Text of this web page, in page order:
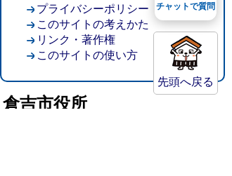
先頭へ戻る
プライバシーポリシー
このサイトの考えかた
リンク・著作権
このサイトの使い方
倉吉市役所
チャットで質問